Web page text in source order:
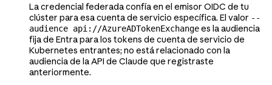
La credencial federada confía en el emisor OIDC de tu
clúster para esa cuenta de servicio específica. El valor --
audience api://AzureADTokenExchangees la audiencia
fija de Entra para los tokens de cuenta de servicio de
Kubernetes entrantes; no está relacionado con la
audiencia de la API de Claude que registraste
anteriormente.